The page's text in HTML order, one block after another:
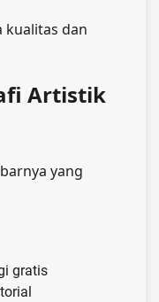
kualitas dan
Artistik
yang
gratis